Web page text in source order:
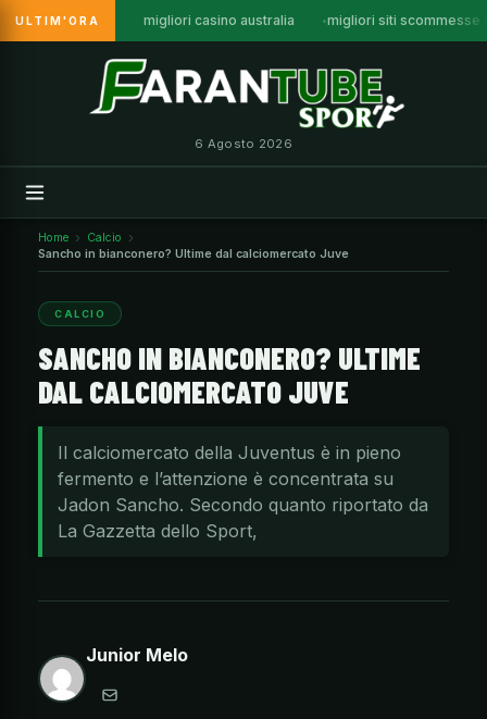
ULTIM'ORA migliori casino australia migliori siti scommesse
6 Agosto 2026
Home
Calcio
Sancho in bianconero? Ultime dal calciomercato Juve
CALCIO
SANCHO IN BIANCONERO? ULTIME
DAL CALCIOMERCATO JUVE
Il calciomercato della Juventus è in pieno
fermento e l’attenzione è concentrata su
Jadon Sancho. Secondo quanto riportato da
La Gazzetta dello Sport,
Junior Melo